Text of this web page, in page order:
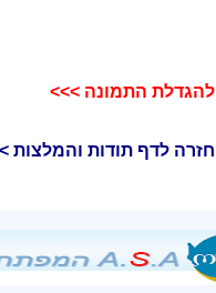
חזרה לדף תודות והמלצות
להגדלת התמונה >>>​